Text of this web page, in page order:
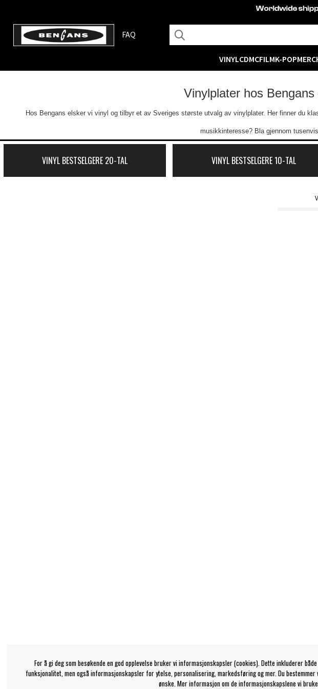
FAQ
VINYLCDMCFILMK-POP
Vinylplater hos
Hos Bengans elsker vi vinyl og tilbyr et av Sveriges største utvalg av vinylplater. Her finner du
musikkinteresse? Bla gjennom
VINYL BESTSELGERE 20-TAL VINYL BESTSELGERE 10-TAL
For å gi deg som besøkende en god opplevelse bruker vi informasjonskapsler (cookies). Dette inkluderer
funksjonalitet, men også informasjonskapsler for ytelse, personalisering, markedsføring og mer. Du
ønske. Mer informasjon om de informasjonskapslene vi